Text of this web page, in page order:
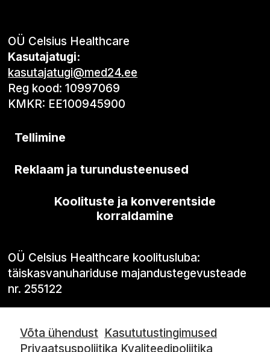
OÜ Celsius Healthcare
Kasutajatugi:
kasutajatugi@med24.ee
Reg kood: 10997069
KMKR: EE100945900
Tellimine
Reklaam ja turundusteenused
Koolituste ja konverentside
korraldamine
OÜ Celsius Healthcare koolitusluba:
täiskasvanuhariduse majandustegevusteade
nr. 255122
Võta ühendust Kasututustingimused
Privaatsuspoliitika Kvaliteedipoliitika